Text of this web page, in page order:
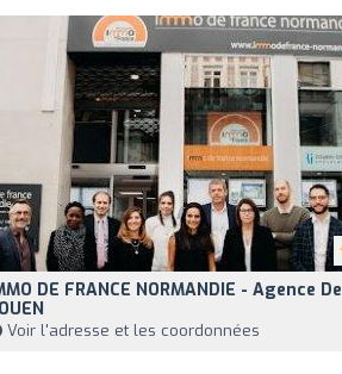
DE FRANCE NORMANDIE - Agence De
Voir l'adresse et les coordonnées